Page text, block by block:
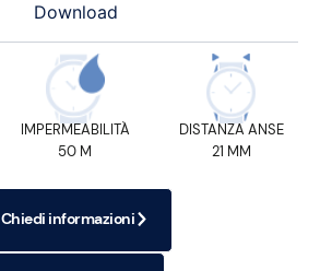
Download
IMPERMEABILITÀ
50 M
DISTANZA ANSE
21 MM
Chiedi informazioni